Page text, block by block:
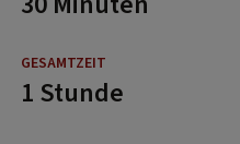
1 Stunde